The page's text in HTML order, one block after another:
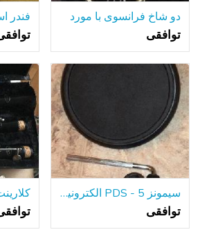
دو شاخ فرانسوی با مورد
توافقی
سیمونز PDS - 5 الکترونیک دیجیتال دام درام / تام پد نصب و راه اندازی Hardwa
توافقی